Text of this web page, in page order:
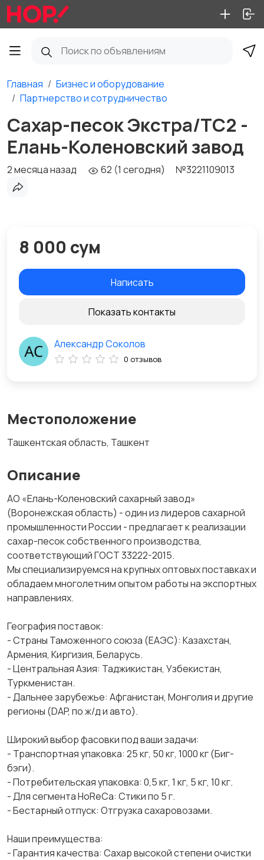
Главная
Бизнес и оборудование
Партнерство и сотрудничество
Сахар-песок Экстра/ТС2 -
Елань-Коленовский завод
2 месяца назад 62 (1 сегодня) №3221109013
Местоположение
Ташкентская область, Ташкент
Описание
АО «Елань-Коленовский сахарный завод»
(Воронежская область) - один из лидеров сахарной
промышленности России - предлагает к реализации
сахар-песок собственного производства,
соответствующий ГОСТ 33222-2015.
Мы специализируемся на крупных оптовых поставках и
обладаем многолетним опытом работы на экспортных
направлениях.
География поставок:
- Страны Таможенного союза (ЕАЭС): Казахстан,
Армения, Киргизия, Беларусь.
- Центральная Азия: Таджикистан, Узбекистан,
Туркменистан.
- Дальнее зарубежье: Афганистан, Монголия и другие
регионы (DAP, по ж/д и авто).
Широкий выбор фасовки под ваши задачи:
- Транспортная упаковка: 25 кг, 50 кг, 1000 кг (Биг-
бэги).
- Потребительская упаковка: 0,5 кг, 1 кг, 5 кг, 10 кг.
- Для сегмента HoReCa: Cтики по 5 г.
- Бестарный отпуск: Отгрузка сахаровозами.
Наши преимущества:
- Гарантия качества: Сахар высокой степени очистки
8 000 сум
Написать
Показать контакты
Александр Соколов
0 отзывов